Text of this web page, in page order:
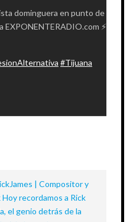
dominguera en punto de
EXPONENTERADIO.com ⚡
#Tijuana